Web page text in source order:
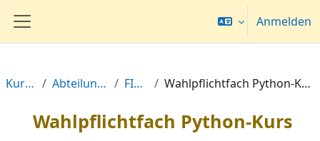
Website-Übersicht
Anmelden
Kurse Abteilung I FIAN Wahlpflichtfach Python-Kurs
Wahlpflichtfach Python-Kurs